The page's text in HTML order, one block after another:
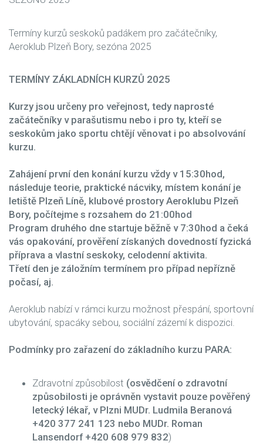
Termíny kurzů seskoků padákem pro začátečníky,
Aeroklub Plzeň Bory, sezóna 2025
TERMÍNY ZÁKLADNÍCH KURZŮ 2025
Kurzy jsou určeny pro veřejnost, tedy naprosté
začátečníky v parašutismu nebo i pro ty, kteří se
seskokům jako sportu chtějí věnovat i po absolvování
kurzu.
Zahájení první den konání kurzu vždy v 15:30hod,
následuje teorie, praktické nácviky, místem konání je
letiště Plzeň Líně, klubové prostory Aeroklubu Plzeň
Bory, počítejme s rozsahem do 21:00hod
Program druhého dne startuje běžně v 7:30hod a čeká
vás opakování, prověření získaných dovedností fyzická
příprava a vlastní seskoky, celodenní aktivita.
Třetí den je záložním termínem pro případ nepřízně
počasí, aj.
Aeroklub nabízí v rámci kurzu možnost přespání, sportovní
ubytování, spacáky sebou, sociální zázemí k dispozici.
Podmínky pro zařazení do základního kurzu PARA:
Zdravotní způsobilost (osvědčení o zdravotní
způsobilosti je oprávněn vystavit pouze pověřený
letecký lékař, v Plzni MUDr. Ludmila Beranová
+420 377 241 123 nebo MUDr. Roman
Lansendorf +420 608 979 832)